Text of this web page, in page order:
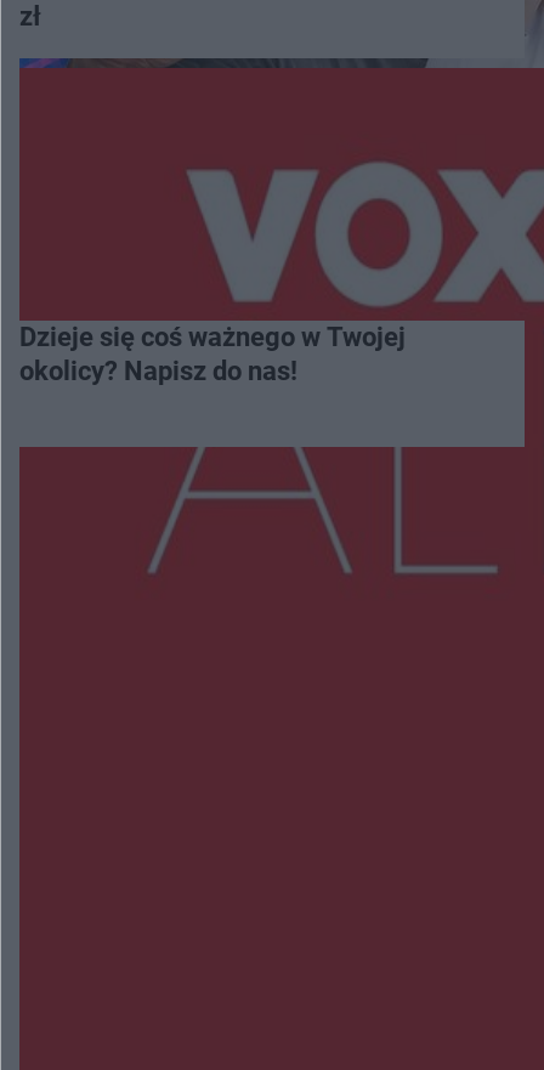
zł
Dzieje się coś ważnego w Twojej
okolicy? Napisz do nas!
Więcej